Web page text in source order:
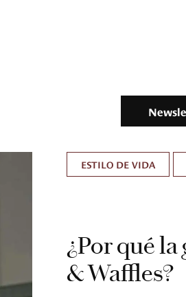
ESTILO DE VIDA
¿Por qué
& Waffles?